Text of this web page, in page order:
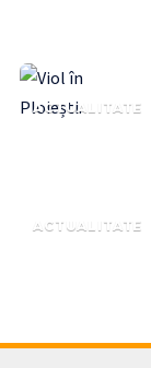
ACTUALITATE
ACTUALITATE